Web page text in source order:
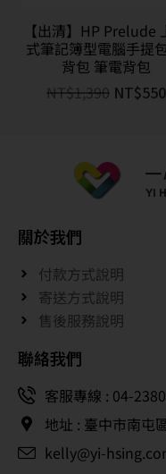
【出清】HP Prelude
式筆記簿型電腦手提
背包 筆電背包
NT$1,390 NT$550
關於我們
付款方式說明
寄送方式說明
售後服務說明
聯絡我們
客服專線 : 04-
地址 : 臺中市南屯
kelly@yi-